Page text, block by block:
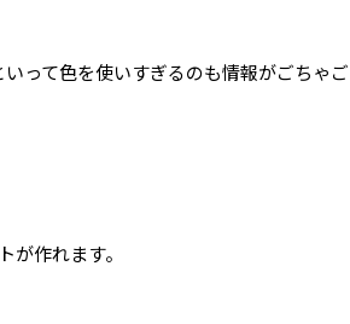
って色を使いすぎるのも情報がごちゃ
作れます。